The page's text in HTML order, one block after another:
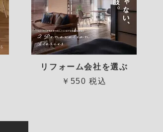
リフォーム会社を選ぶ
￥550 税込